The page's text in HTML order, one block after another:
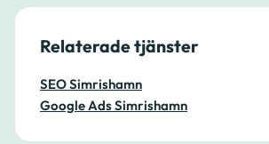
Relaterade tjänster
SEO Simrishamn
Google Ads Simrishamn